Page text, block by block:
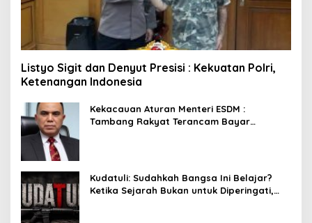
Listyo Sigit dan Denyut Presisi : Kekuatan Polri,
Ketenangan Indonesia
Kekacauan Aturan Menteri ESDM :
Tambang Rakyat Terancam Bayar
Kudatuli: Sudahkah Bangsa Ini Belajar?
Ketika Sejarah Bukan untuk Diperingati,